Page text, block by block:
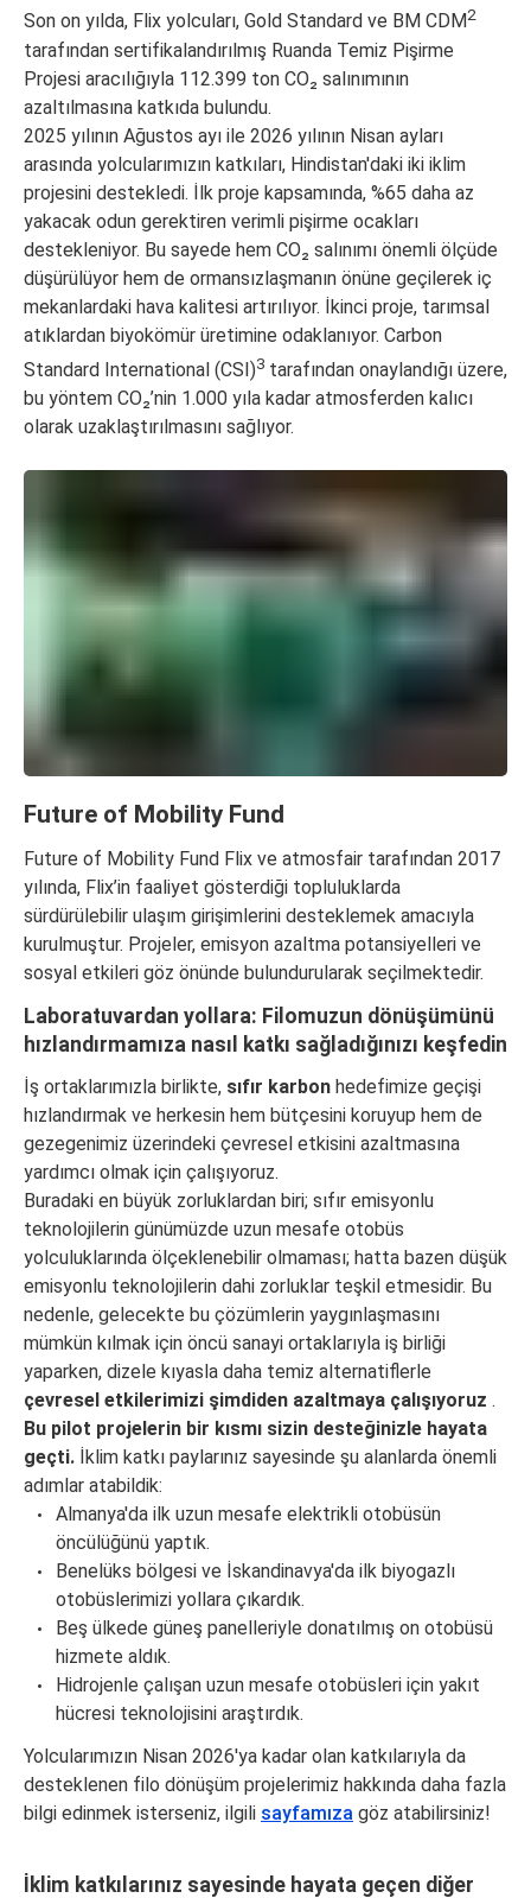
Son on yılda, Flix yolcuları, Gold Standard ve BM CDM2
tarafından sertifikalandırılmış Ruanda Temiz Pişirme
Projesi aracılığıyla 112.399 ton CO₂ salınımının
azaltılmasına katkıda bulundu.
2025 yılının Ağustos ayı ile 2026 yılının Nisan ayları ​​
arasında yolcularımızın katkıları, Hindistan'daki iki iklim
projesini destekledi. İlk proje kapsamında, %65 daha az
yakacak odun gerektiren verimli pişirme ocakları
destekleniyor. Bu sayede hem CO₂ salınımı önemli ölçüde
düşürülüyor hem de ormansızlaşmanın önüne geçilerek iç
mekanlardaki hava kalitesi artırılıyor. İkinci proje, tarımsal
atıklardan biyokömür üretimine odaklanıyor. Carbon
Standard International (CSI)3 tarafından onaylandığı üzere,
bu yöntem CO₂’nin 1.000 yıla kadar atmosferden kalıcı
olarak uzaklaştırılmasını sağlıyor.
Future of Mobility Fund
Future of Mobility Fund Flix ve atmosfair tarafından 2017
yılında, Flix’in faaliyet gösterdiği topluluklarda
sürdürülebilir ulaşım girişimlerini desteklemek amacıyla
kurulmuştur. Projeler, emisyon azaltma potansiyelleri ve
sosyal etkileri göz önünde bulundurularak seçilmektedir.
Laboratuvardan yollara: Filomuzun dönüşümünü
hızlandırmamıza nasıl katkı sağladığınızı keşfedin
İş ortaklarımızla birlikte, sıfır karbon hedefimize geçişi
hızlandırmak ve herkesin hem bütçesini koruyup hem de
gezegenimiz üzerindeki çevresel etkisini azaltmasına
yardımcı olmak için çalışıyoruz.
Buradaki en büyük zorluklardan biri; sıfır emisyonlu
teknolojilerin günümüzde uzun mesafe otobüs
yolculuklarında ölçeklenebilir olmaması; hatta bazen düşük
emisyonlu teknolojilerin dahi zorluklar teşkil etmesidir. Bu
nedenle, gelecekte bu çözümlerin yaygınlaşmasını
mümkün kılmak için öncü sanayi ortaklarıyla iş birliği
yaparken, dizele kıyasla daha temiz alternatiflerle
çevresel etkilerimizi şimdiden azaltmaya çalışıyoruz .
Bu pilot projelerin bir kısmı sizin desteğinizle hayata
geçti. İklim katkı paylarınız sayesinde şu alanlarda önemli
adımlar atabildik:
Almanya'da ilk uzun mesafe elektrikli otobüsün
öncülüğünü yaptık.
Benelüks bölgesi ve İskandinavya'da ilk biyogazlı
otobüslerimizi yollara çıkardık.
Beş ülkede güneş panelleriyle donatılmış on otobüsü
hizmete aldık.
Hidrojenle çalışan uzun mesafe otobüsleri için yakıt
hücresi teknolojisini araştırdık.
Yolcularımızın Nisan 2026'ya kadar olan katkılarıyla da
desteklenen filo dönüşüm projelerimiz hakkında daha fazla
bilgi edinmek isterseniz, ilgili sayfamıza göz atabilirsiniz!
İklim katkılarınız sayesinde hayata geçen diğer